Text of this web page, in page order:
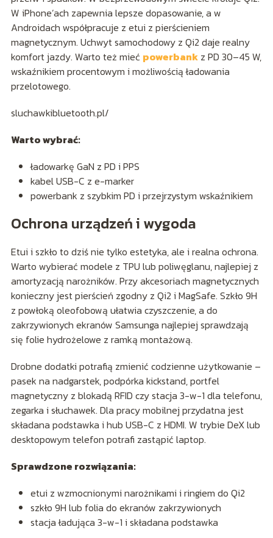
W iPhone’ach zapewnia lepsze dopasowanie, a w
Androidach współpracuje z etui z pierścieniem
magnetycznym. Uchwyt samochodowy z Qi2 daje realny
komfort jazdy. Warto też mieć powerbankz PD 30–45 W,
wskaźnikiem procentowym i możliwością ładowania
przelotowego.
sluchawkibluetooth.pl/
Warto wybrać:
ładowarkę GaN z PD i PPS
kabel USB-C z e-marker
powerbank z szybkim PD i przejrzystym wskaźnikiem
Ochrona urządzeń i wygoda
Etui i szkło to dziś nie tylko estetyka, ale i realna ochrona.
Warto wybierać modele z TPU lub poliwęglanu, najlepiej z
amortyzacją narożników. Przy akcesoriach magnetycznych
konieczny jest pierścień zgodny z Qi2 i MagSafe. Szkło 9H
z powłoką oleofobową ułatwia czyszczenie, a do
zakrzywionych ekranów Samsunga najlepiej sprawdzają
się folie hydrożelowe z ramką montażową.
Drobne dodatki potrafią zmienić codzienne użytkowanie –
pasek na nadgarstek, podpórka kickstand, portfel
magnetyczny z blokadą RFID czy stacja 3-w-1 dla telefonu,
zegarka i słuchawek. Dla pracy mobilnej przydatna jest
składana podstawka i hub USB-C z HDMI. W trybie DeX lub
desktopowym telefon potrafi zastąpić laptop.
Sprawdzone rozwiązania:
etui z wzmocnionymi narożnikami i ringiem do Qi2
szkło 9H lub folia do ekranów zakrzywionych
stacja ładująca 3-w-1 i składana podstawka